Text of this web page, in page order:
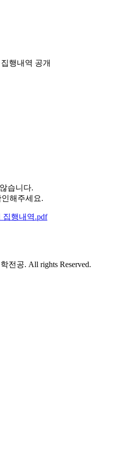
행내역 공개
습니다.
해주세요.
집행내역.pdf
전공. All rights Reserved.